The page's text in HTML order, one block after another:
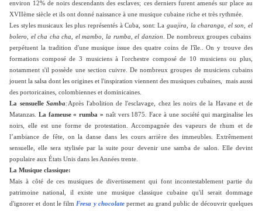
environ 12% de noirs descendants des esclaves; ces derniers furent amenés sur place au
XVIIème siècle et ils ont donné naissance à une musique cubaine riche et très rythmée.
Les styles musicaux les plus représentés à Cuba, sont: La guajira, la charanga, el son, el
bolero, el cha cha cha, el mambo, la rumba, el danzion.
De nombreux groupes cubains
perpétuent la tradition d'une musique issue des quatre coins de l'île.. On y trouve des
formations composé de 3 musiciens à l'orchestre composé de 10 musiciens ou plus,
notamment s'il possède une section cuivre. De nombreux groupes de musiciens cubains
jouent la salsa dont les origines et l'inspiration viennent des musiques cubaines, mais aussi
des portoricaines, colombiennes et dominicaines.
La sensuelle Samba:Après l'abolition de l'esclavage, chez les noirs de la Havane et de
Matanzas. La fameuse « rumba » naît vers 1875. Face à une société qui marginalise les
noirs, elle est une forme de protestation. Accompagnée des vapeurs de rhum et de
l’ambiance de fête, on la danse dans les cours arrière des immeubles. Extrêmement
sensuelle, elle sera stylisée par la suite pour devenir une samba de salon. Elle devint
populaire aux États Unis dans les Années trente.
La Musique classique:
Mais à côté de ces musiques de divertissement qui font incontestablement partie du
patrimoine national, il existe une musique classique cubaine qu'il serait dommage
d'ignorer et dont le film Fresa y chocolate permet au grand public de découvrir quelques